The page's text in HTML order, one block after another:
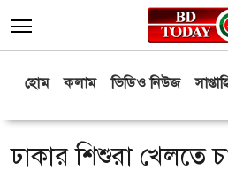
হোম কলাম ভিডিও নিউজ
ঢাকার শিশুরা খেলতে